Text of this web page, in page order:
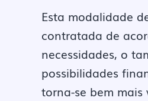
Esta modalidade
contratada de
necessidades, o
possibilidades
torna-se bem